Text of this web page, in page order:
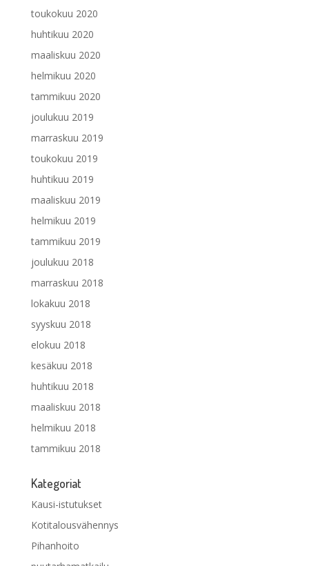
toukokuu 2020
huhtikuu 2020
maaliskuu 2020
helmikuu 2020
tammikuu 2020
joulukuu 2019
marraskuu 2019
toukokuu 2019
huhtikuu 2019
maaliskuu 2019
helmikuu 2019
tammikuu 2019
joulukuu 2018
marraskuu 2018
lokakuu 2018
syyskuu 2018
elokuu 2018
kesäkuu 2018
huhtikuu 2018
maaliskuu 2018
helmikuu 2018
tammikuu 2018
Kategoriat
Kausi-istutukset
Kotitalousvähennys
Pihanhoito